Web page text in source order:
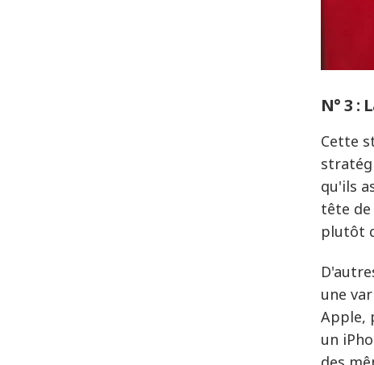
N° 3 :
Cette
qu'ils
tête
plutôt
une
Apple,
un